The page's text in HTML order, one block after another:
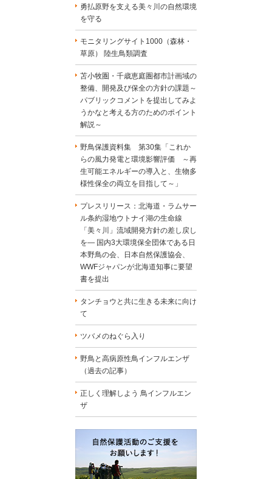
勇払原野を支える美々川の自然環境
を守る
モニタリングサイト1000（森林・
草原） 陸生鳥類調査
苫小牧圏・千歳恵庭圏都市計画域の
整備、開発及び保全の方針の課題～
パブリックコメントを提出してみよ
うかなと考える方のためのポイント
解説～
野鳥保護資料集 第30集「これか
らの風力発電と環境影響評価 ～再
生可能エネルギーの導入と、生物多
様性保全の両立を目指して～」
プレスリリース：北海道・ラムサー
ル条約湿地ウトナイ湖の生命線
「美々川」流域開発方針の差し戻し
を― 国内3大環境保全団体である日
本野鳥の会、日本自然保護協会、
WWFジャパンが北海道知事に要望
書を提出
タンチョウと共に生きる未来に向け
て
ツバメのねぐら入り
野鳥と高病原性鳥インフルエンザ
（過去の記事）
正しく理解しよう 鳥インフルエン
ザ